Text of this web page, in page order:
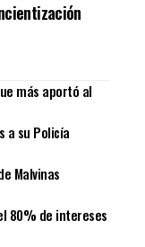
más aportó al
a su Policía
Malvinas
80% de intereses